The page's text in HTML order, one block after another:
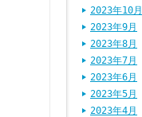
2023年10月
2023年9月
2023年8月
2023年7月
2023年6月
2023年5月
2023年4月